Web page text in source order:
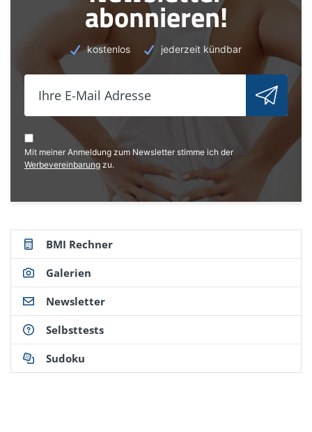
abonnieren!
kostenlos jederzeit kündbar
Mit meiner Anmeldung zum Newsletter stimme ich der
Werbevereinbarung zu.
BMI Rechner
Galerien
Newsletter
Selbsttests
Sudoku